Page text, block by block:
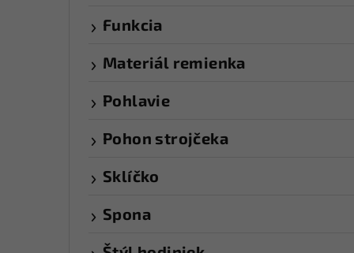
Funkcia
Materiál remienka
Pohlavie
Pohon strojčeka
Sklíčko
Spona